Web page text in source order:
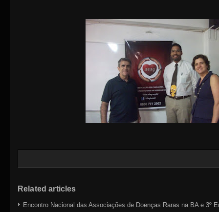
Related articles
Encontro Nacional das Associações de Doenças Raras na BA e 3º